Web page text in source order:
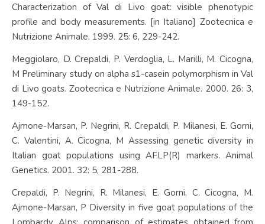
Characterization of Val di Livo goat: visible phenotypic
profile and body measurements. [in Italiano] Zootecnica e
Nutrizione Animale. 1999. 25: 6, 229-242.
Meggiolaro, D. Crepaldi, P. Verdoglia, L. Marilli, M. Cicogna,
M Preliminary study on alpha s1-casein polymorphism in Val
di Livo goats. Zootecnica e Nutrizione Animale. 2000. 26: 3,
149-152.
Ajmone-Marsan, P. Negrini, R. Crepaldi, P. Milanesi, E. Gorni,
C. Valentini, A. Cicogna, M Assessing genetic diversity in
Italian goat populations using AFLP(R) markers. Animal
Genetics. 2001. 32: 5, 281-288.
Crepaldi, P. Negrini, R. Milanesi, E. Gorni, C. Cicogna, M.
Ajmone-Marsan, P Diversity in five goat populations of the